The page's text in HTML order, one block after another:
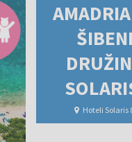
Hoteli Solaris